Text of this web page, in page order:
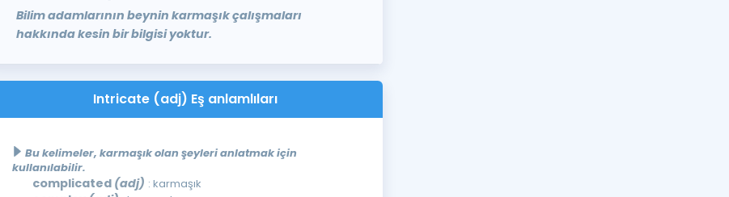
Bilim adamlarının beynin karmaşık çalışmaları
hakkında kesin bir bilgisi yoktur.
Intricate (adj) Eş anlamlıları
Bu kelimeler, karmaşık olan şeyleri anlatmak için
kullanılabilir.
complicated (adj) : karmaşık